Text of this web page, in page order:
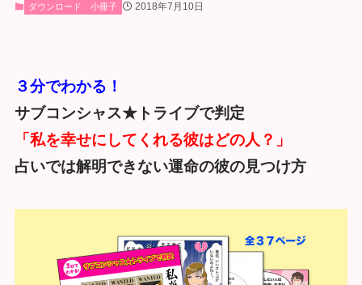
ダウンロード 小冊子 2018年7月10日
３分でわかる！
サブコンシャス★トライブで判定
「私を幸せにしてくれる彼はどの人？」
占いでは解明できない運命の彼の見つけ方